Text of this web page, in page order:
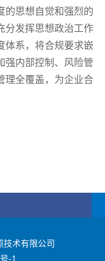
的思想自觉和强烈的
分发挥思想政治工作
体系，将合规要求嵌
强内部控制、风险管
理全覆盖，为企业合
术有限公司
-1